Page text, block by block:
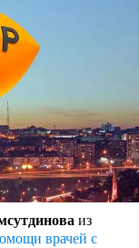
из
врачей с